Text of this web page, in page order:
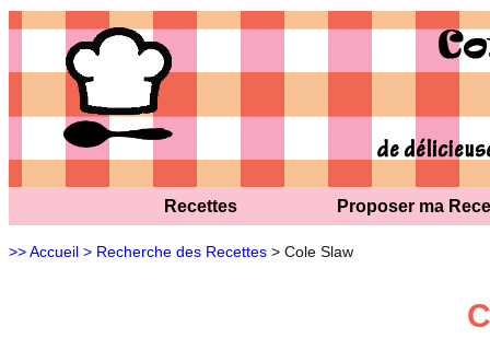
Recettes Proposer ma
>> Accueil > Recherche des Recettes > Cole Slaw